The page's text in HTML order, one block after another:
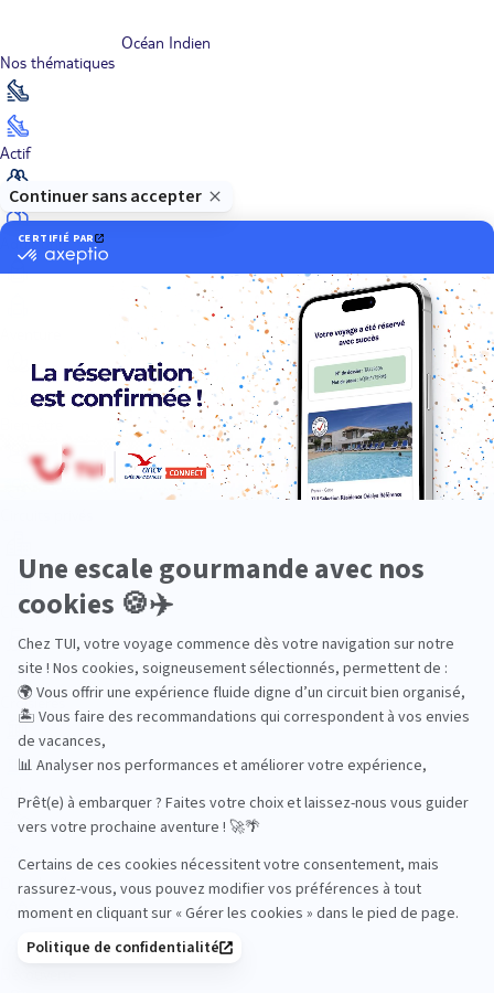
Océan Indien
Nos thématiques
Actif
Adult only
City Trips
Croisières
Culture
Dans les îles